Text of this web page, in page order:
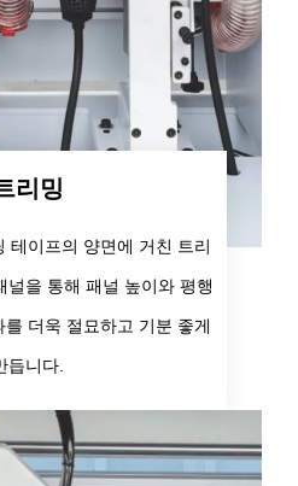
리밍
테이프의 양면에 거친 트리
널을 통해 패널 높이와 평행
더욱 절묘하고 기분 좋게
듭니다.